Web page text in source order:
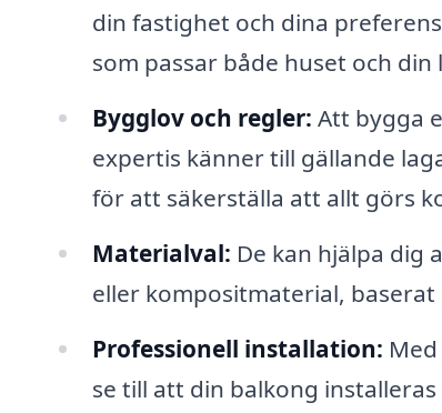
din fastighet och dina
som passar både huset och din
Bygglov och regler: Att bygga
expertis känner till gällande
för att säkerställa att allt görs
Materialval: De kan hjälpa dig
eller kompositmaterial,
Professionell installation:
se till att din balkong